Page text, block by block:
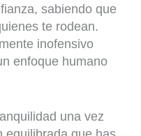
sabiendo que
te rodean.
inofensivo
enfoque humano
una vez